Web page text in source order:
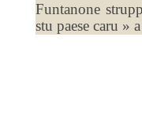
Funtanone
stu paese caru »